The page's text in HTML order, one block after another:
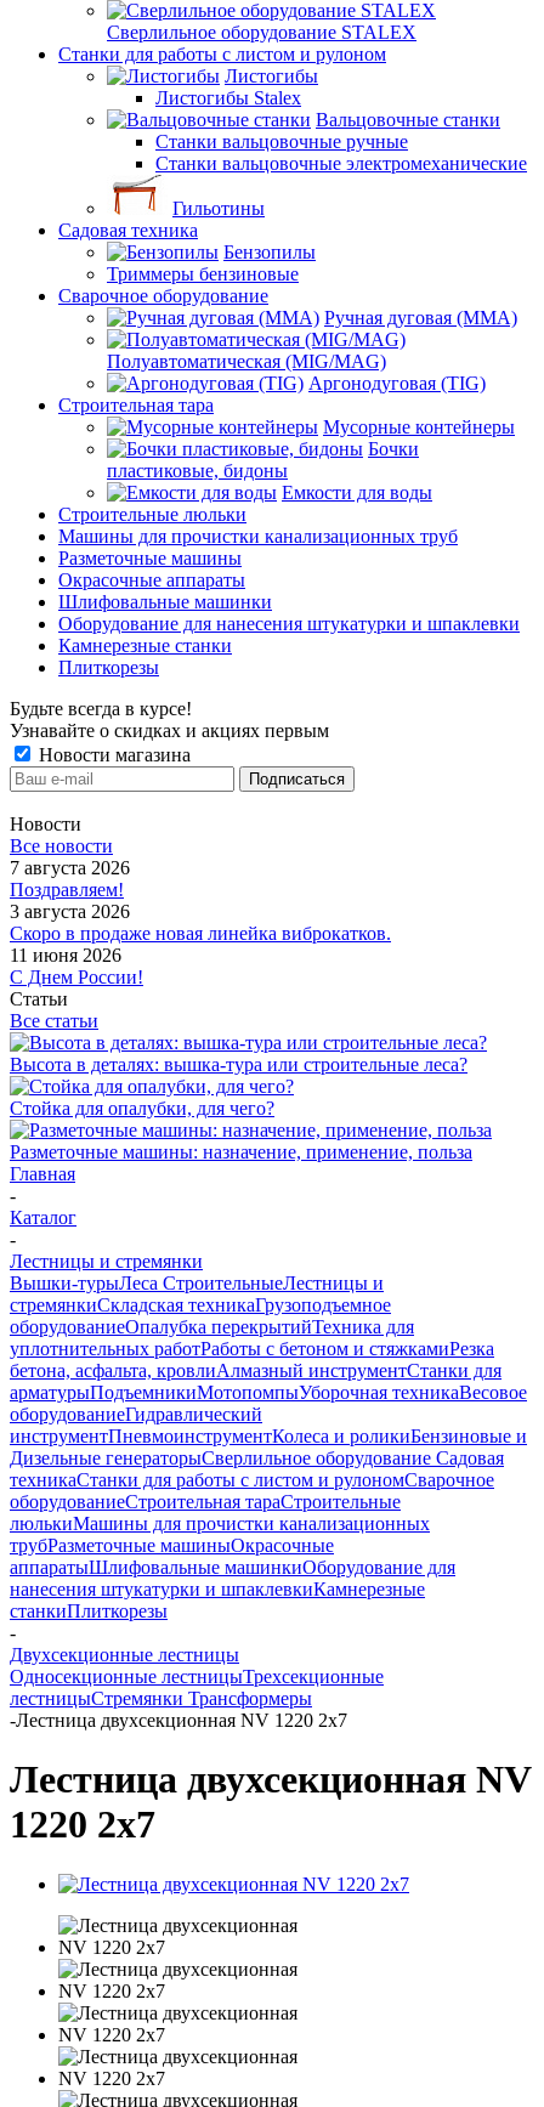
Сверлильное оборудование STALEX
Станки для работы с листом и рулоном
Листогибы
Листогибы Stalex
Вальцовочные станки
Станки вальцовочные ручные
Станки вальцовочные электромеханические
Гильотины
Садовая техника
Бензопилы
Триммеры бензиновые
Сварочное оборудование
Ручная дуговая (MMA)
Полуавтоматическая (MIG/MAG)
Аргонодуговая (TIG)
Строительная тара
Мусорные контейнеры
Бочки
пластиковые, бидоны
Емкости для воды
Строительные люльки
Машины для прочистки канализационных труб
Разметочные машины
Окрасочные аппараты
Шлифовальные машинки
Оборудование для нанесения штукатурки и шпаклевки
Камнерезные станки
Плиткорезы
Будьте всегда в курсе!
Узнавайте о скидках и акциях первым
Новости магазина
Новости
Все новости
7 августа 2026
Поздравляем!
3 августа 2026
Скоро в продаже новая линейка виброкатков.
11 июня 2026
С Днем России!
Статьи
Все статьи
Высота в деталях: вышка-тура или строительные леса?
Стойка для опалубки, для чего?
Разметочные машины: назначение, применение, польза
Главная
-
Каталог
-
Лестницы и стремянки
Вышки-турыЛеса СтроительныеЛестницы и
стремянкиСкладская техникаГрузоподъемное
оборудованиеОпалубка перекрытийТехника для
уплотнительных работРаботы с бетоном и стяжкамиРезка
бетона, асфальта, кровлиАлмазный инструментСтанки для
арматурыПодъемникиМотопомпыУборочная техникаВесовое
оборудованиеГидравлический
инструментПневмоинструментКолеса и роликиБензиновые и
Дизельные генераторыСверлильное оборудование Садовая
техникаСтанки для работы с листом и рулономСварочное
оборудованиеСтроительная тараСтроительные
люлькиМашины для прочистки канализационных
трубРазметочные машиныОкрасочные
аппаратыШлифовальные машинкиОборудование для
нанесения штукатурки и шпаклевкиКамнерезные
станкиПлиткорезы
-
Двухсекционные лестницы
Односекционные лестницыТрехсекционные
лестницыСтремянки Трансформеры
-Лестница двухсекционная NV 1220 2х7
Лестница двухсекционная NV
1220 2х7